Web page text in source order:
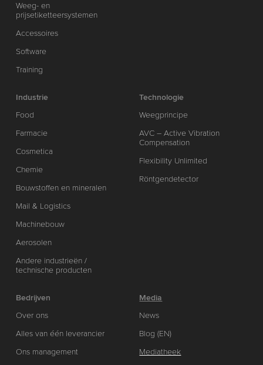
Weeg- en
prijsetiketteersystemen
Accessoires
Software
Training
Industrie
Food
Farmacie
Cosmetica
Chemie
Bouwstoffen en mineralen
Mail & Logistics
Machinebouw
Aerosolen
Andere industrieën /
technische producten
Technologie
Weegprincipe
AVC – Active Vibration
Compensation
Flexibility Unlimited
Röntgendetector
Bedrijven
Over ons
Alles van één leverancier
Ons management
Media
News
Blog (EN)
Mediatheek